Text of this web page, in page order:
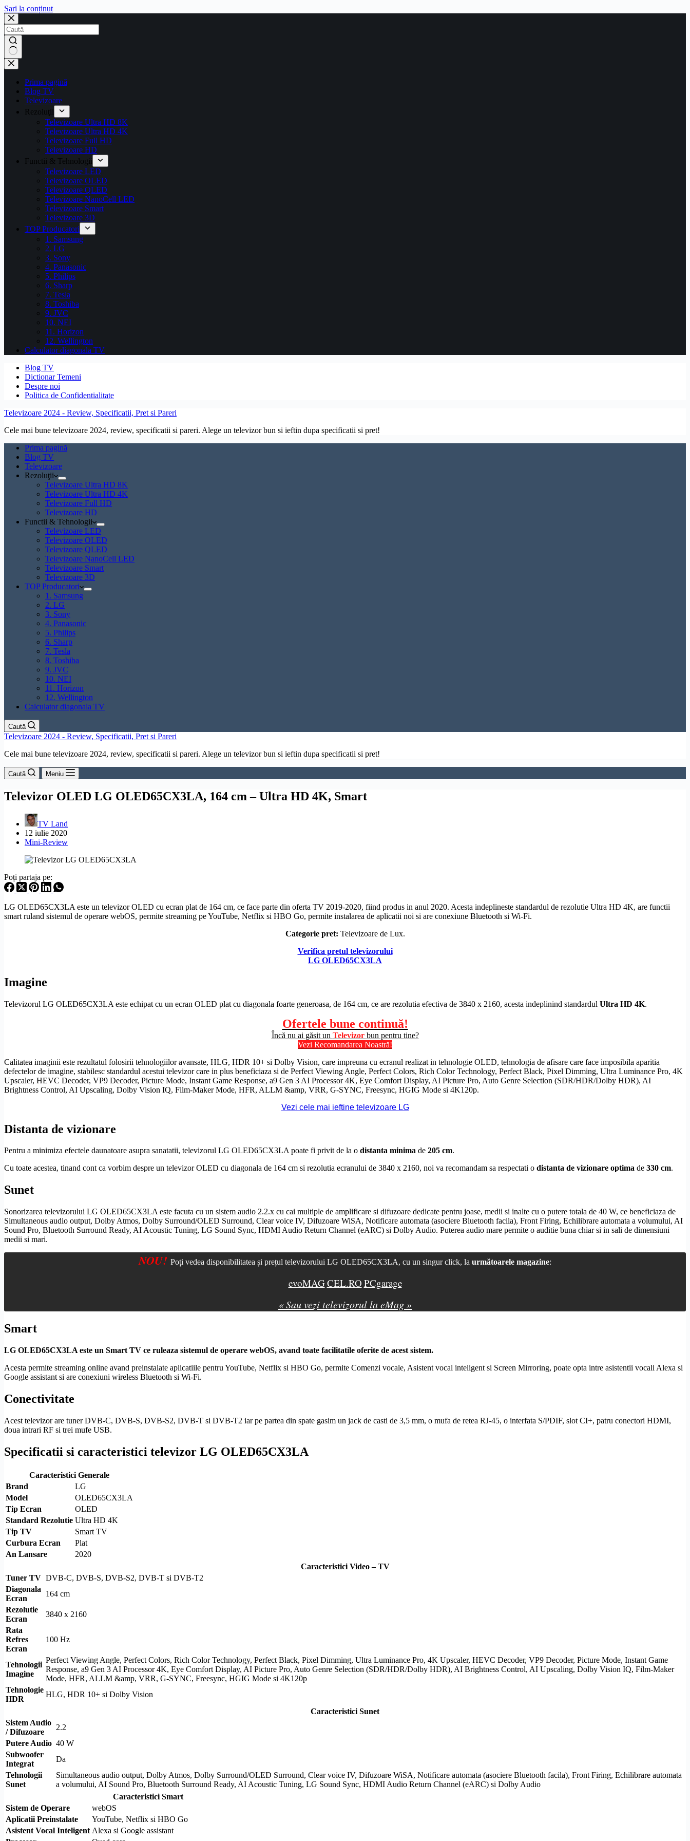
Sari la conținut
Prima pagină
Blog TV
Televizoare
Rezoluţii
Televizoare Ultra HD 8K
Televizoare Ultra HD 4K
Televizoare Full HD
Televizoare HD
Functii & Tehnologii
Televizoare LED
Televizoare OLED
Televizoare QLED
Televizoare NanoCell LED
Televizoare Smart
Televizoare 3D
TOP Producatori
1. Samsung
2. LG
3. Sony
4. Panasonic
5. Philips
6. Sharp
7. Tesla
8. Toshiba
9. JVC
10. NEI
11. Horizon
12. Wellington
Calculator diagonala TV
Blog TV
Dictionar Temeni
Despre noi
Politica de Confidentialitate
Televizoare 2024 - Review, Specificatii, Pret si Pareri
Cele mai bune televizoare 2024, review, specificatii si pareri. Alege un televizor bun si ieftin dupa specificatii si pret!
Prima pagină
Blog TV
Televizoare
Rezoluţii
Televizoare Ultra HD 8K
Televizoare Ultra HD 4K
Televizoare Full HD
Televizoare HD
Functii & Tehnologii
Televizoare LED
Televizoare OLED
Televizoare QLED
Televizoare NanoCell LED
Televizoare Smart
Televizoare 3D
TOP Producatori
1. Samsung
2. LG
3. Sony
4. Panasonic
5. Philips
6. Sharp
7. Tesla
8. Toshiba
9. JVC
10. NEI
11. Horizon
12. Wellington
Calculator diagonala TV
Caută
Televizoare 2024 - Review, Specificatii, Pret si Pareri
Cele mai bune televizoare 2024, review, specificatii si pareri. Alege un televizor bun si ieftin dupa specificatii si pret!
Caută Meniu
Televizor OLED LG OLED65CX3LA, 164 cm – Ultra HD 4K, Smart
TV Land
12 iulie 2020
Mini-Review
Poți partaja pe:
LG OLED65CX3LA este un televizorOLED cu ecran plat de 164 cm, ce face parte din oferta TV 2019-2020, fiind produs in anul 2020. Acesta indeplineste standardul de rezolutie Ultra HD 4K, are functii
smart ruland sistemul de operare webOS, permite streaming pe YouTube, Netflix si HBO Go, permite instalarea de aplicatii noi si are conexiune Bluetooth si Wi-Fi.
Categorie pret: Televizoare de Lux.
Verifica pretul televizorului
LG OLED65CX3LA
Imagine
Televizorul LG OLED65CX3LA este echipat cu un ecran OLED plat cu diagonala foarte generoasa, de 164 cm, ce are rezolutia efectiva de 3840 x 2160, acesta indeplinind standardul Ultra HD 4K.
Ofertele bune continuă!
Încă nu ai găsit un Televizor bun pentru tine?
Vezi Recomandarea Noastră!
Calitatea imaginii este rezultatul folosirii tehnologiilor avansate, HLG, HDR 10+ si Dolby Vision, care impreuna cu ecranul realizat in tehnologie OLED, tehnologia de afisare care face imposibila aparitia
defectelor de imagine, stabilesc standardul acestui televizor care in plus beneficiaza si de Perfect Viewing Angle, Perfect Colors, Rich Color Technology, Perfect Black, Pixel Dimming, Ultra Luminance Pro, 4K
Upscaler, HEVC Decoder, VP9 Decoder, Picture Mode, Instant Game Response, a9 Gen 3 AI Processor 4K, Eye Comfort Display, AI Picture Pro, Auto Genre Selection (SDR/HDR/Dolby HDR), AI
Brightness Control, AI Upscaling, Dolby Vision IQ, Film-Maker Mode, HFR, ALLM &amp, VRR, G-SYNC, Freesync, HGIG Mode si 4K120p.
Vezi cele mai ieftine televizoare LG
Distanta de vizionare
Pentru a minimiza efectele daunatoare asupra sanatatii, televizorul LG OLED65CX3LA poate fi privit de la o distanta minima de 205 cm.
Cu toate acestea, tinand cont ca vorbim despre un televizorOLED cu diagonala de 164 cm si rezolutia ecranului de 3840 x 2160, noi va recomandam sa respectati o distanta de vizionare optima de 330 cm.
Sunet
Sonorizarea televizorului LG OLED65CX3LA este facuta cu un sistem audio 2.2.x cu cai multiple de amplificare si difuzoare dedicate pentru joase, medii si inalte cu o putere totala de 40 W, ce beneficiaza de
Simultaneous audio output, Dolby Atmos, Dolby Surround/OLED Surround, Clear voice IV, Difuzoare WiSA, Notificare automata (asociere Bluetooth facila), Front Firing, Echilibrare automata a volumului, AI
Sound Pro, Bluetooth Surround Ready, AI Acoustic Tuning, LG Sound Sync, HDMI Audio Return Channel (eARC) si Dolby Audio. Puterea audio mare permite o auditie buna chiar si in sali de dimensiuni
medii si mari.
NOU! Poți vedea disponibilitatea și prețul televizorului LG OLED65CX3LA, cu un singur click, la următoarele magazine:
evoMAGCEL.RO PCgarage
« Sau vezi televizorul la eMag »
Smart
LG OLED65CX3LA este un Smart TV ce ruleaza sistemul de operare webOS, avand toate facilitatile oferite de acest sistem.
Acesta permite streaming online avand preinstalate aplicatiile pentru YouTube, Netflix si HBO Go, permite Comenzi vocale, Asistent vocal inteligent si Screen Mirroring, poate opta intre asistentii vocali Alexa si
Google assistant si are conexiuni wireless Bluetooth si Wi-Fi.
Conectivitate
Acest televizor are tunerDVB-C, DVB-S, DVB-S2, DVB-T si DVB-T2 iar pe partea din spate gasim un jack de casti de 3,5 mm, o mufa de retea RJ-45, o interfata S/PDIF, slot CI+, patru conectori HDMI,
doua intrari RF si trei mufe USB.
Specificatii si caracteristici televizor LG OLED65CX3LA
Caracteristici Generale
Brand
LG
Model
OLED65CX3LA
Tip Ecran
OLED
Standard Rezolutie Ultra HD 4K
Tip TV
Smart TV
Curbura Ecran
Plat
An Lansare
2020
Caracteristici Video – TV
Tuner TV DVB-C, DVB-S, DVB-S2, DVB-T si DVB-T2
Diagonala
Ecran
164 cm
Rezolutie
Ecran
3840 x 2160
Rata
Refres
Ecran
100 Hz
Tehnologii
Imagine
Perfect Viewing Angle, Perfect Colors, Rich Color Technology, Perfect Black, Pixel Dimming, Ultra Luminance Pro, 4K Upscaler, HEVC Decoder, VP9 Decoder, Picture Mode, Instant Game
Response, a9 Gen 3 AI Processor 4K, Eye Comfort Display, AI Picture Pro, Auto Genre Selection (SDR/HDR/Dolby HDR), AI Brightness Control, AI Upscaling, Dolby Vision IQ, Film-Maker
Mode, HFR, ALLM &amp, VRR, G-SYNC, Freesync, HGIG Mode si 4K120p
Tehnologie
HDR
HLG, HDR 10+ si Dolby Vision
Caracteristici Sunet
Sistem Audio
/ Difuzoare
2.2
Putere Audio 40 W
Subwoofer
Integrat
Da
Tehnologii
Sunet
Simultaneous audio output, Dolby Atmos, Dolby Surround/OLED Surround, Clear voice IV, Difuzoare WiSA, Notificare automata (asociere Bluetooth facila), Front Firing, Echilibrare automata
a volumului, AI Sound Pro, Bluetooth Surround Ready, AI Acoustic Tuning, LG Sound Sync, HDMI Audio Return Channel (eARC) si Dolby Audio
Caracteristici Smart
Sistem de Operare
webOS
Aplicatii Preinstalate
YouTube, Netflix si HBO Go
Asistent Vocal Inteligent Alexa si Google assistant